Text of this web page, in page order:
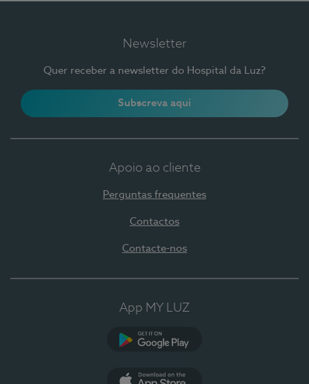
Newsletter
Quer receber a newsletter do Hospital da Luz?
Subscreva aqui
Apoio ao cliente
Perguntas frequentes
Contactos
Contacte-nos
App MY LUZ